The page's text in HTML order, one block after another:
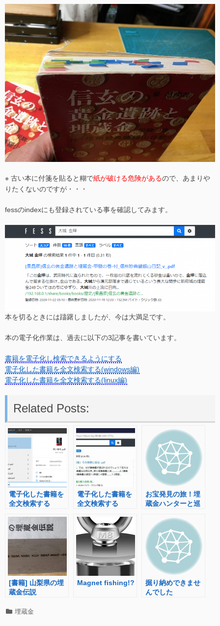
※ 古い本に付箋を貼ると糊で紙が破ける危険があるので、あまりや
りたくないのですが・・・
fessのindexにも登録されている事を確認してみます。
本を切るときには躊躇しましたが、今は大満足です。
本の電子化作業は、過去に以下の3記事を書いています。
書籍を電子化し検索できるようにする
電子化した書籍を全文検索する(windows編)
電子化した書籍を全文検索する(linux編)
Related Posts:
電子化した書籍を
全文検索する
電子化した書籍を
全文検索する
お宝発見の旅！埋
蔵金ハンターと巡
ッシュに埋もれた
金銀財宝を探すツ
アー に参加してき
ました
[書籍] 山梨県の埋
蔵金伝説
Magnet fishing!?
掘り納めできませ
んでした
カ 埋蔵金